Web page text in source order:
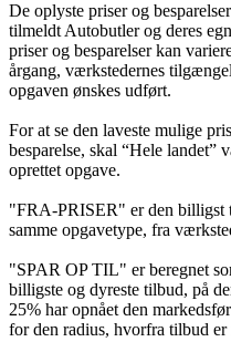
De oplyste priser og
tilmeldt Autobutler og deres
priser og besparelser kan
årgang, værkstedernes
opgaven ønskes udført.
For at se den laveste mulige
besparelse, skal “Hele landet”
oprettet opgave.
"FRA-PRISER" er den billigst
samme opgavetype, fra
"SPAR OP TIL" er beregnet
billigste og dyreste tilbud, på
25% har opnået den
for den radius, hvorfra tilbud er